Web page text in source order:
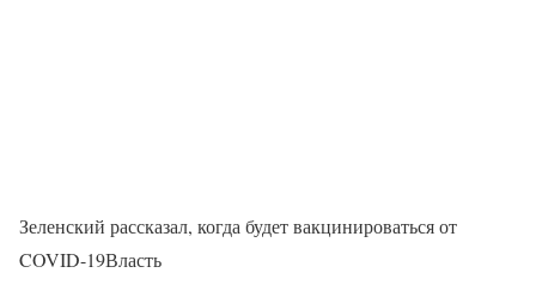
Зеленский рассказал, когда будет вакцинироваться от
COVID-19Власть